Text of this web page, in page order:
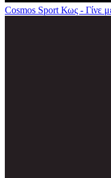
Cosmos Sport Κως - Γίνε